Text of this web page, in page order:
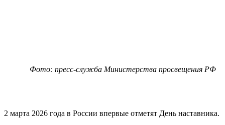
Фото: пресс-служба Министерства просвещения РФ
2 марта 2026 года в России впервые отметят День наставника.